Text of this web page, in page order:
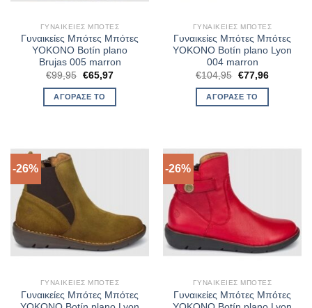
ΓΥΝΑΙΚΕΊΕΣ ΜΠΌΤΕΣ
Γυναικείες Μπότες Μπότες
YOKONO Botín plano
Brujas 005 marron
€99,95 Original
was:
€99,95.
€65,97Η
ΑΓΌΡΑΣΈ ΤΟ
ΓΥΝΑΙΚΕΊΕΣ ΜΠΌΤΕΣ
Γυναικείες Μπότες Μπότες
YOKONO Botín plano Lyon
004 marron
€104,95 Original
was:
€104,95.
€77,96Η
ΑΓΌΡΑΣΈ ΤΟ
-26%
ΓΥΝΑΙΚΕΊΕΣ ΜΠΌΤΕΣ
Γυναικείες Μπότες Μπότες
-26%
ΓΥΝΑΙΚΕΊΕΣ ΜΠΌΤΕΣ
Γυναικείες Μπότες Μπότες